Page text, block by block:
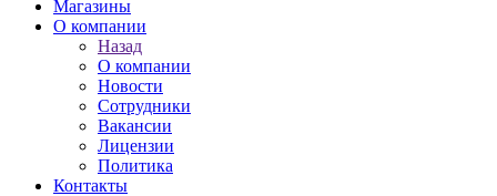
Магазины
О компании
Назад
О компании
Новости
Сотрудники
Вакансии
Лицензии
Политика
Контакты